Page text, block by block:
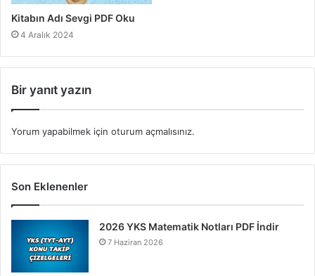
Kitabın Adı Sevgi PDF Oku
4 Aralık 2024
Bir yanıt yazın
Yorum yapabilmek için oturum açmalısınız.
Son Eklenenler
2026 YKS Matematik Notları PDF İndir
7 Haziran 2026